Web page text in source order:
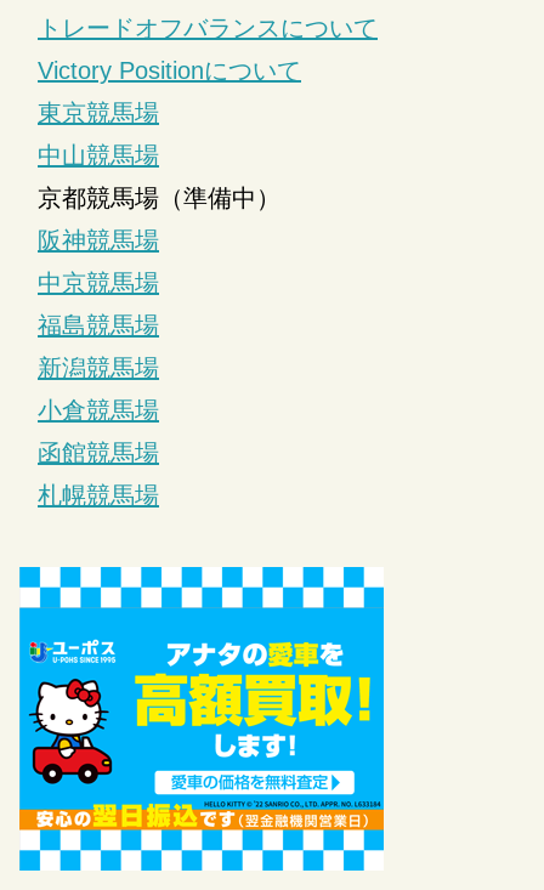
トレードオフバランスについて
Victory Positionについて
東京競馬場
中山競馬場
京都競馬場（準備中）
阪神競馬場
中京競馬場
福島競馬場
新潟競馬場
小倉競馬場
函館競馬場
札幌競馬場